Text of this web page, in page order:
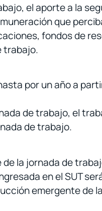
el aporte a la
que
fondos de
trabajo.
por un año a
de trabajo, el
de trabajo.
la jornada de
en el SUT
emergente de